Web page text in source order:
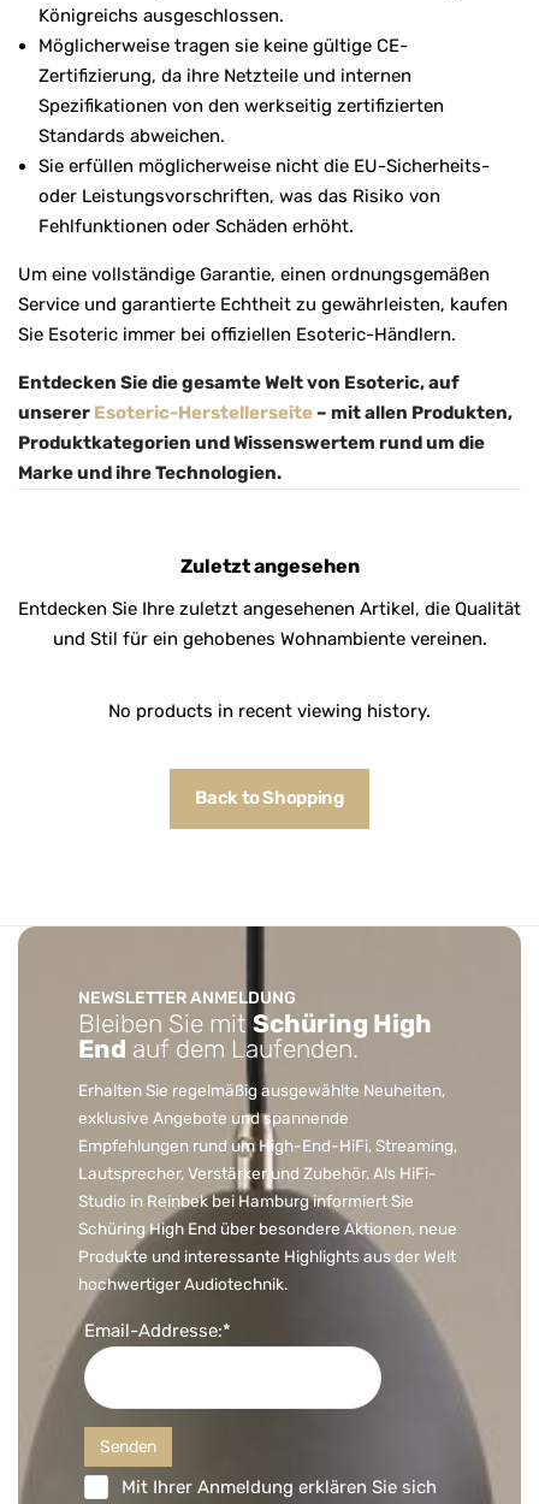
Königreichs ausgeschlossen.
Möglicherweise tragen sie keine gültige CE-
Zertifizierung, da ihre Netzteile und internen
Spezifikationen von den werkseitig zertifizierten
Standards abweichen.
Sie erfüllen möglicherweise nicht die EU-Sicherheits-
oder Leistungsvorschriften, was das Risiko von
Fehlfunktionen oder Schäden erhöht.
Um eine vollständige Garantie, einen ordnungsgemäßen
Service und garantierte Echtheit zu gewährleisten, kaufen
Sie Esoteric immer bei offiziellen Esoteric-Händlern.
Entdecken Sie die gesamte Welt von Esoteric, auf
unserer Esoteric-Herstellerseite– mit allen Produkten,
Produktkategorien und Wissenswertem rund um die
Marke und ihre Technologien.
Zuletzt angesehen
Entdecken Sie Ihre zuletzt angesehenen Artikel, die Qualität
und Stil für ein gehobenes Wohnambiente vereinen.
No products in recent viewing history.
Back to Shopping
NEWSLETTER ANMELDUNG
Bleiben Sie mit Schüring High
End auf dem Laufenden.
Erhalten Sie regelmäßig ausgewählte Neuheiten,
exklusive Angebote und spannende
Empfehlungen rund um High-End-HiFi, Streaming,
Lautsprecher, Verstärker und Zubehör. Als HiFi-
Studio in Reinbek bei Hamburg informiert Sie
Schüring High End über besondere Aktionen, neue
Produkte und interessante Highlights aus der Welt
hochwertiger Audiotechnik.
Email-Addresse:*
Mit Ihrer Anmeldung erklären Sie sich